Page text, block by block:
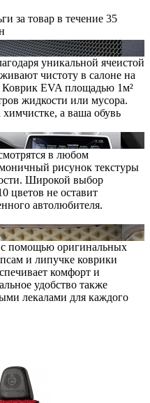
за товар в течение 35
уникальной ячеистой
чистоту в салоне на
Коврик EVA площадью 1м²
жидкости или мусора.
а ваша обувь
в любом
рисунок текстуры
Широкой выбор
цветов не оставит
автолюбителя.
помощью оригинальных
и липучке коврики
комфорт и
удобство также
лекалами для каждого